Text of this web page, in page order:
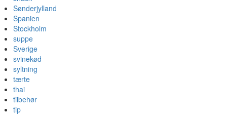
Sønderjylland
Spanien
Stockholm
suppe
Sverige
svinekød
syltning
tærte
thai
tilbehør
tip